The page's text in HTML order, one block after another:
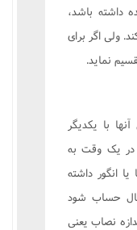
داشته باشد،
ولى اگر براى
نمايد.
با يکديگر
در يک وقت به
انگور داشته
حساب شود
نصاب يعنى